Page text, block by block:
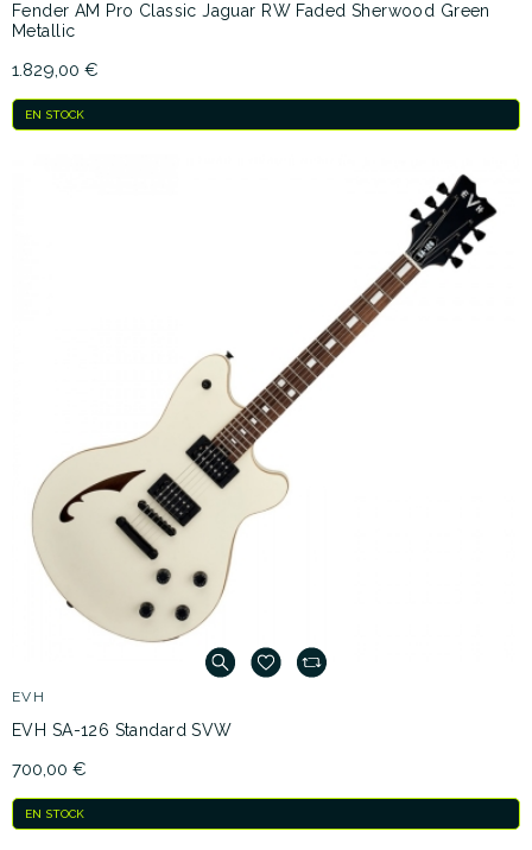
Fender AM Pro Classic Jaguar RW Faded Sherwood Green
Metallic
1.829,00 €
EN STOCK
EVH
EVH SA-126 Standard SVW
700,00 €
EN STOCK